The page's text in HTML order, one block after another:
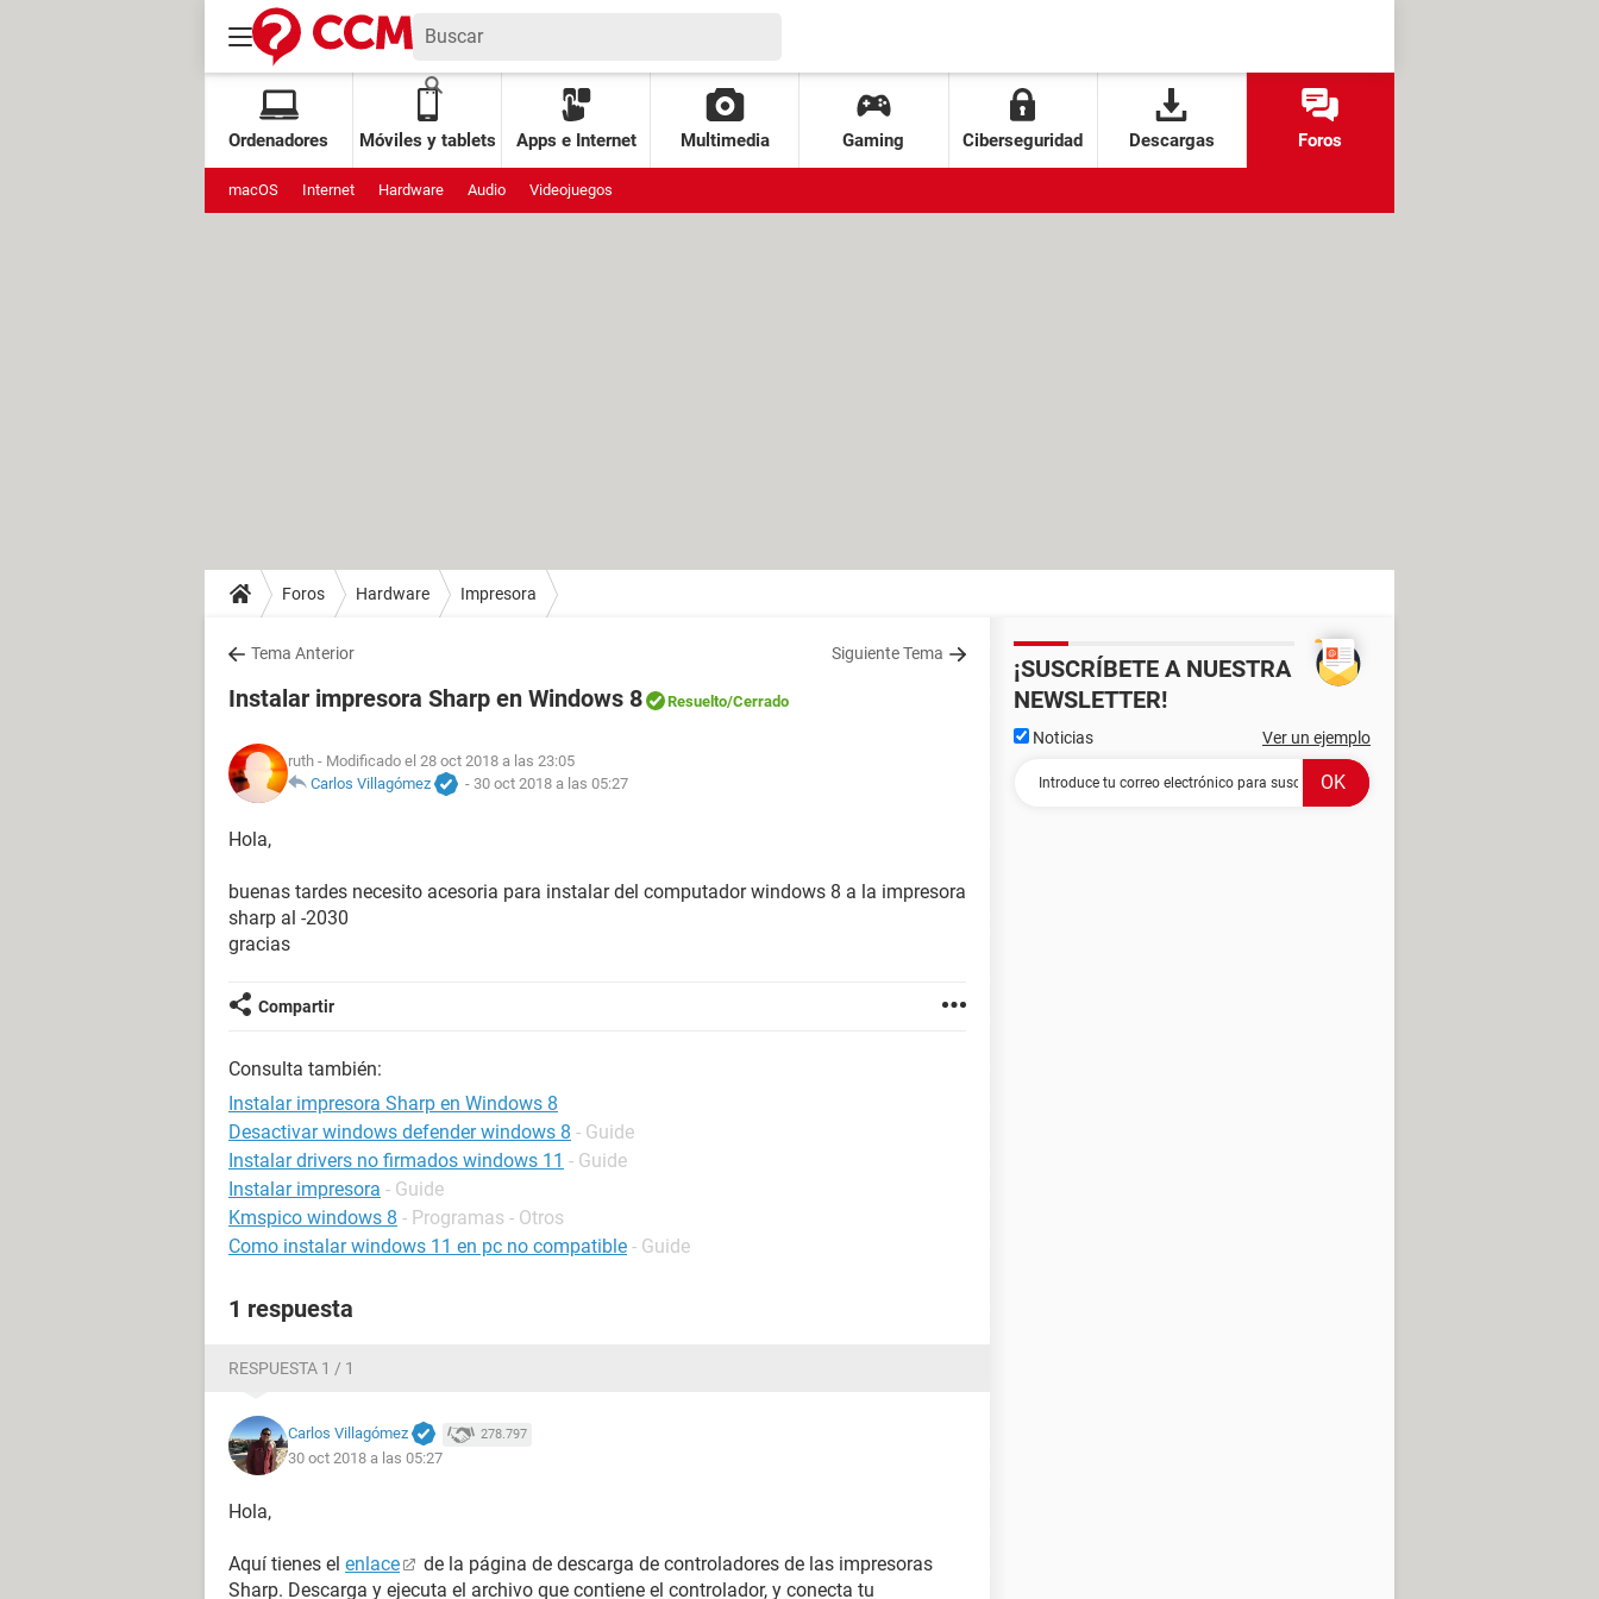
Ordenadores Móviles y tablets Apps e Internet Multimedia Gaming Ciberseguridad Descargas Foros
macOS Internet Hardware Audio Videojuegos
Foros Hardware Impresora
Tema Anterior Siguiente Tema
Instalar impresora Sharp en Windows 8 Resuelto/Cerrado
ruth - Modificado el 28 oct 2018 a las 23:05
Carlos Villagómez
- 30 oct 2018 a las 05:27
Hola,
buenas tardes necesito acesoria para instalar del computador windows 8 a la impresora
sharp al -2030
gracias
Compartir
Consulta también:
Instalar impresora Sharp en Windows 8
Desactivar windows defender windows 8 - Guide
Instalar drivers no firmados windows 11 - Guide
Instalar impresora - Guide
Kmspico windows 8 - Programas - Otros
Como instalar windows 11 en pc no compatible - Guide
1 respuesta
RESPUESTA 1 / 1
Carlos Villagómez 278.797
30 oct 2018 a las 05:27
Hola,
Aquí tienes el enlace
de la página de descarga de controladores de las impresoras
Sharp. Descarga y ejecuta el archivo que contiene el controlador, y conecta tu
¡SUSCRÍBETE A NUESTRA
NEWSLETTER!
Noticias Ver un ejemplo